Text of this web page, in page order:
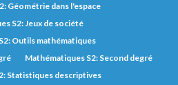
Géométrie dans l'espace
S2: Jeux de société
Outils mathématiques
Mathématiques S2: Second degré
Statistiques descriptives